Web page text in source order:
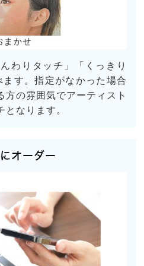
わりタッチ」「くっきり
す。指定がなかった場合
方の雰囲気でアーティスト
なります。
オーダー